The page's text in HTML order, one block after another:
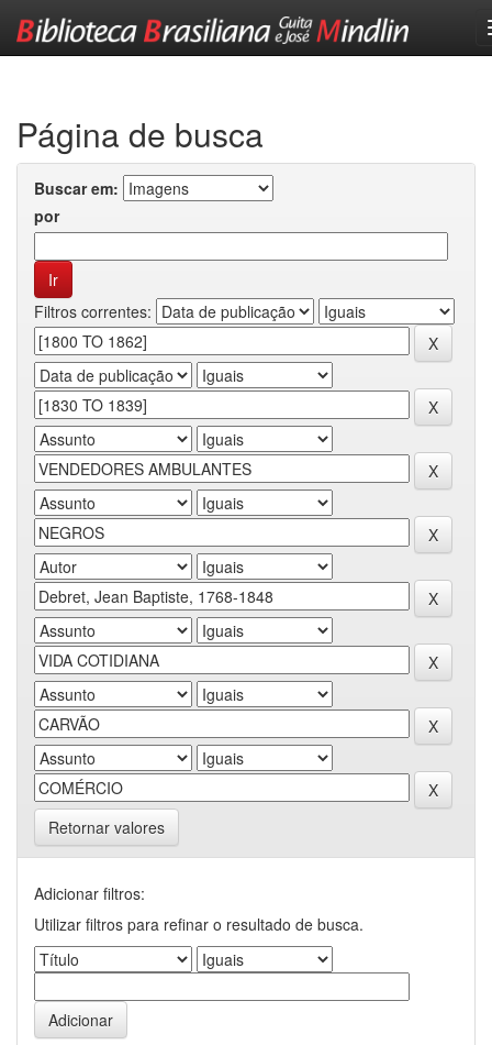
Página de busca
Buscar em:
por
Filtros correntes:
Retornar valores
Adicionar filtros:
Utilizar filtros para refinar o resultado de busca.